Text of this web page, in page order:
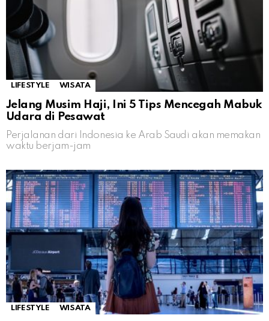
LIFESTYLE WISATA
Jelang Musim Haji, Ini 5 Tips Mencegah Mabuk
Udara di Pesawat
Perjalanan dari Indonesia ke Arab Saudi akan memakan
waktu berjam-jam
LIFESTYLE WISATA